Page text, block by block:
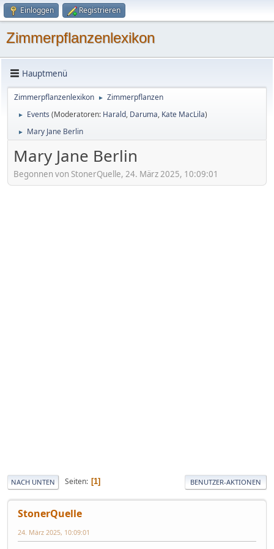
Einloggen Registrieren
Zimmerpflanzenlexikon
Hauptmenü
Zimmerpflanzenlexikon ► Zimmerpflanzen
► Events (Moderatoren: Harald, Daruma, Kate MacLila)
► Mary Jane Berlin
Mary Jane Berlin
Begonnen von StonerQuelle, 24. März 2025, 10:09:01
NACH UNTEN Seiten 1 BENUTZER-AKTIONEN
StonerQuelle
24. März 2025, 10:09:01